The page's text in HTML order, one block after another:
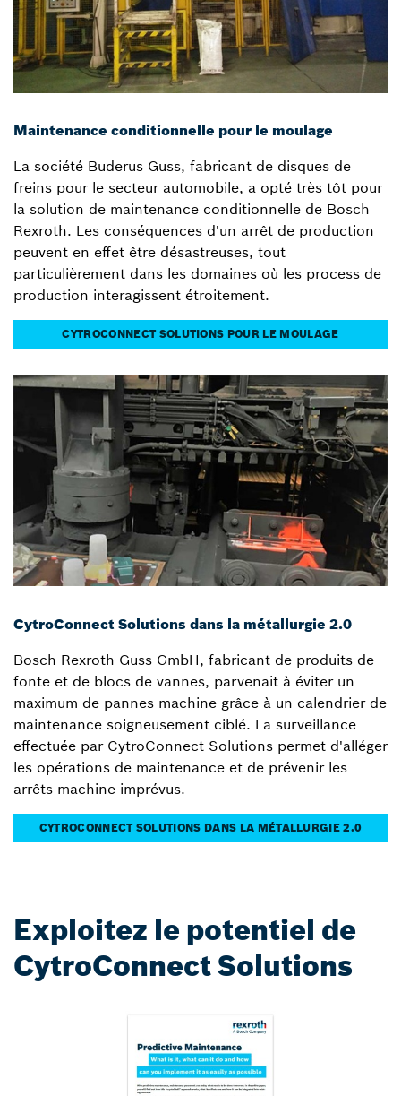
Maintenance conditionnelle pour le moulage
La société Buderus Guss, fabricant de disques de
freins pour le secteur automobile, a opté très tôt pour
la solution de maintenance conditionnelle de Bosch
Rexroth. Les conséquences d'un arrêt de production
peuvent en effet être désastreuses, tout
particulièrement dans les domaines où les process de
production interagissent étroitement.
CYTROCONNECT SOLUTIONS POUR LE MOULAGE
CytroConnect Solutions dans la métallurgie 2.0
Bosch Rexroth Guss GmbH, fabricant de produits de
fonte et de blocs de vannes, parvenait à éviter un
maximum de pannes machine grâce à un calendrier de
maintenance soigneusement ciblé. La surveillance
effectuée par CytroConnect Solutions permet d'alléger
les opérations de maintenance et de prévenir les
arrêts machine imprévus.
CYTROCONNECT SOLUTIONS DANS LA MÉTALLURGIE 2.0
Exploitez le potentiel de
CytroConnect Solutions